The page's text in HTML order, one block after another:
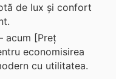
de lux și confort
acum [Preț
economisirea
cu utilitatea.